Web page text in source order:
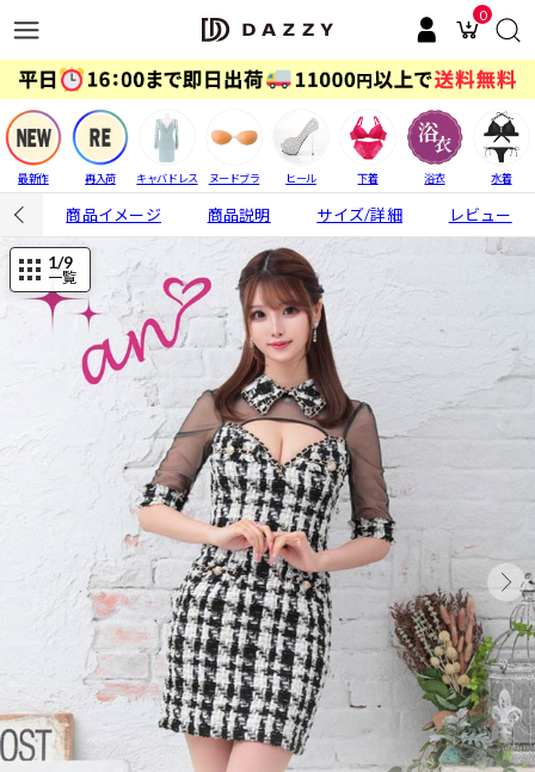
0
最新作 再入荷 キャバドレス ヌードブラ ヒール 下着 浴衣 水着
商品イメージ 商品説明 サイズ/詳細 レビュー
1/9
一覧